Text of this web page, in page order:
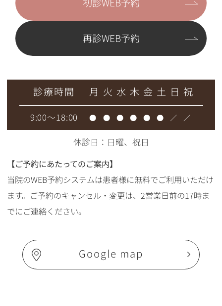
再診WEB予約
診療時間 月 火 水 木 金 土 日 祝
9:00～18:00 ● ● ● ● ● ● ／ ／
休診日：日曜、祝日
【ご予約にあたってのご案内】
当院のWEB予約システムは患者様に無料でご利用いただけ
ます。ご予約のキャンセル・変更は、2営業日前の17時ま
でにご連絡ください。
Google map